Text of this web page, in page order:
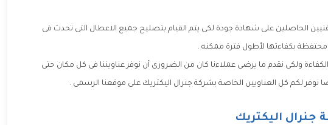
الحاصلين على شهادة جودة لكى يتم القيام بتصليح جميع الاعطال التى تحدث فى
محتفظة بكفاءتها لأطول فترة ممكنه .
ولكى نقدم ما يرضى عملاءنا كان من الضرورى أن نوفر عناويننا فى كل مكان حتى
نوفر لكم كل العناويين الخاصة بشركة جنرال اليكتريك على موقعنا الرسمى .
جنرال اليكتريك